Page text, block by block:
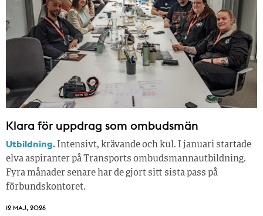
Klara för uppdrag som ombudsmän
Utbildning. Intensivt, krävande och kul. I januari startade
elva aspiranter på Transports ombudsmannautbildning.
Fyra månader senare har de gjort sitt sista pass på
förbundskontoret.
12 MAJ, 2026